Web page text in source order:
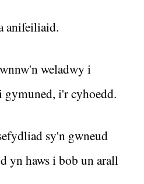
anifeiliaid.
weladwy i
i'r cyhoedd.
sy'n gwneud
yn haws i bob un arall